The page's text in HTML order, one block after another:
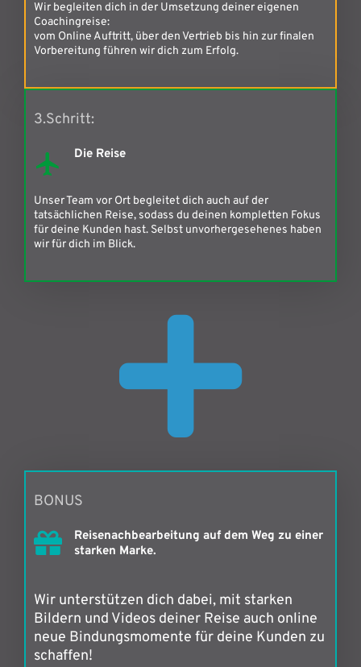
Wir begleiten dich in der Umsetzung deiner eigenen
Coachingreise:
vom Online Auftritt, über den Vertrieb bis hin zur finalen
Vorbereitung führen wir dich zum Erfolg.
3.Schritt:
Die Reise
Unser Team vor Ort begleitet dich auch auf der
tatsächlichen Reise, sodass du deinen kompletten Fokus
für deine Kunden hast. Selbst unvorhergesehenes haben
wir für dich im Blick.
BONUS
Reisenachbearbeitung auf dem Weg zu einer
starken Marke.
Wir unterstützen dich dabei, mit starken
Bildern und Videos deiner Reise auch online
neue Bindungsmomente für deine Kunden zu
schaffen!